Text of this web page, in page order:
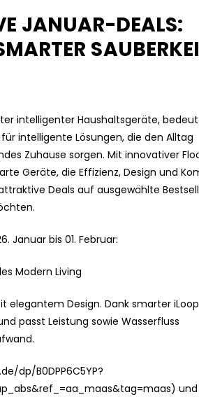
JANUAR-DEALS:
intelligenter Haushaltsgeräte,
intelligente Lösungen, die den Alltag
Zuhause sorgen. Mit innovativer
Geräte, die Effizienz, Design und
Deals auf ausgewählte
Januar bis 01. Februar:
Modern Living
elegantem Design. Dank smarter iLoop
passt Leistung sowie Wasserfluss
dp/B0DPP6C5YP?